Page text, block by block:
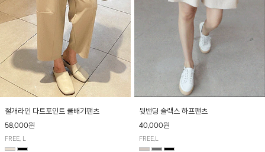
절개라인 다트포인트 쿨배기팬츠
58,000원
FREE, L
뒷밴딩 슬랙스 하프팬츠
40,000원
FREE,L